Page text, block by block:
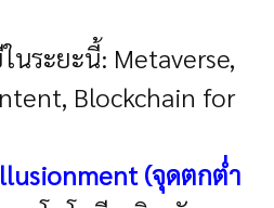
นระยะนี้: Metaverse,
Blockchain for
(จุดตกต่ำ